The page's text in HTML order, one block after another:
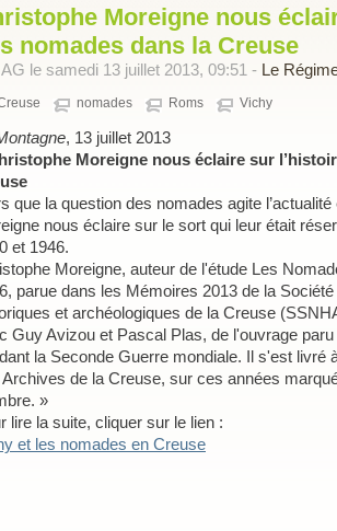
Moreigne nous
nomades dans la Creuse
le samedi 13 juillet 2013, 09:51 - Le
nomades Roms Vichy
, 13 juillet 2013
Moreigne nous éclaire sur
que la question des nomades agite
nous éclaire sur le sort qui leur était
et 1946.
Moreigne, auteur de l'étude Les
parue dans les Mémoires 2013 de la
et archéologiques de la Creuse
Guy Avizou et Pascal Plas, de l'ouvrage
la Seconde Guerre mondiale. Il s'est livré
de la Creuse, sur ces années
»
lire la suite, cliquer sur le lien :
et les nomades en Creuse